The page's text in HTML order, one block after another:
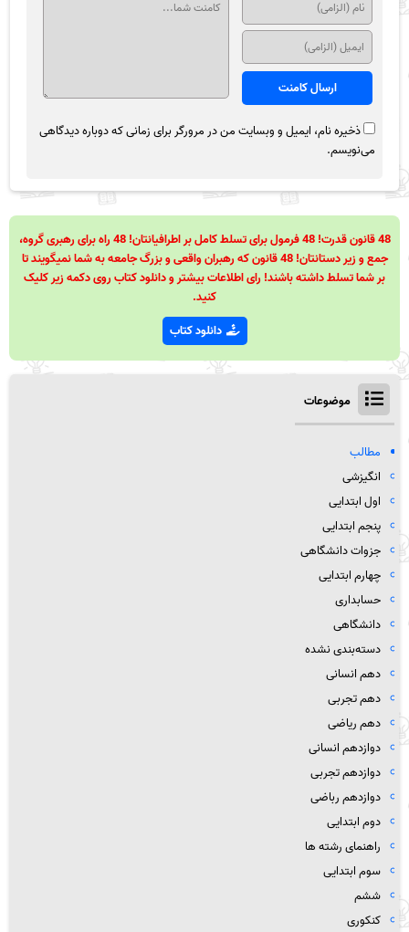
ذخیره نام، ایمیل و وبسایت من در مرورگر برای زمانی که دوباره دیدگاهی
می‌نویسم.
48 قانون قدرت! 48 فرمول برای تسلط کامل بر اطرافیانتان! 48 راه برای رهبری گروه،
جمع و زیر دستانتان! 48 قانون که رهبران واقعی و بزرگ جامعه به شما نمیگویند تا
بر شما تسلط داشته باشند! رای اطلاعات بیشتر و دانلود کتاب روی دکمه زیر کلیک
کنید.
دانلود کتاب
موضوعات
مطالب
انگیزشی
اول ابتدایی
پنجم ابتدایی
جزوات دانشگاهی
چهارم ابتدایی
حسابداری
دانشگاهی
دسته‌بندی نشده
دهم انسانی
دهم تجربی
دهم ریاضی
دوازدهم انسانی
دوازدهم تجربی
دوازدهم رباضی
دوم ابتدایی
راهنمای رشته ها
سوم ابتدایی
ششم
کنکوری